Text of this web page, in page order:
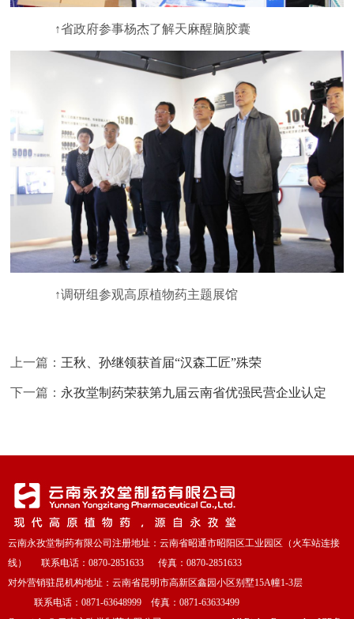
↑省政府参事杨杰了解天麻醒脑胶囊
↑调研组参观高原植物药主题展馆
上一篇： 王秋、孙继领获首届“汉森工匠”殊荣
下一篇： 永孜堂制药荣获第九届云南省优强民营企业认定
云南永孜堂制药有限公司注册地址：云南省昭通市昭阳区工业园区（火车站连接
线） 联系电话：0870-2851633 传真：0870-2851633
对外营销驻昆机构地址：云南省昆明市高新区鑫园小区别墅15A幢1-3层
联系电话：0871-63648999 传真：0871-63633499